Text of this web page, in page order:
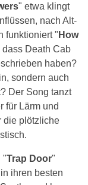
" etwa klingt
nach Alt-
funktioniert " How
dass Death Cab
haben?
sondern auch
Der Song tanzt
für Lärm und
die plötzliche
"Trap Door"
ihren besten